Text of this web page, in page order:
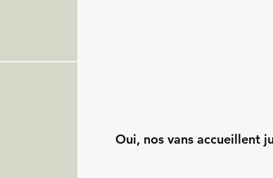
Oui, nos vans accueillent